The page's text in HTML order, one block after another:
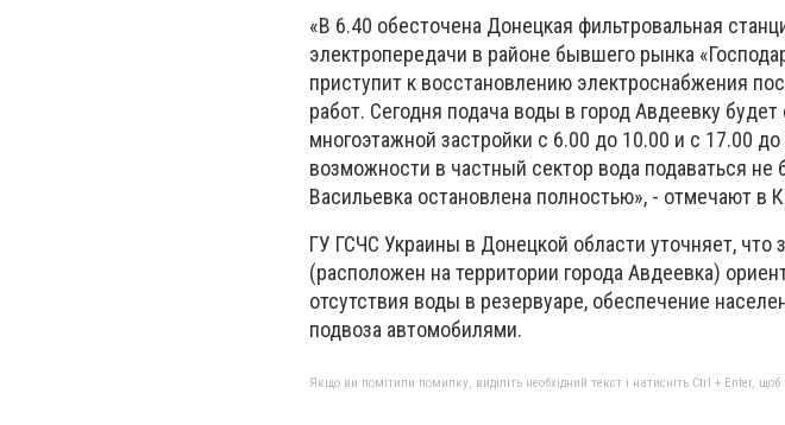
«В 6.40 обесточена Донецкая фильтровальная
электропередачи в районе бывшего рынка
приступит к восстановлению электроснабжения
работ. Сегодня подача воды в город Авдеевку
многоэтажной застройки с 6.00 до 10.00 и с 17.00
возможности в частный сектор вода подаваться
Васильевка остановлена полностью», - отмечают в
ГУ ГСЧС Украины в Донецкой области уточняет, что
(расположен на территории города Авдеевка)
отсутствия воды в резервуаре, обеспечение
подвоза автомобилями.
Якщо ви помітили помилку, виділіть необхідний текст і натисніть Ctrl + Enter,